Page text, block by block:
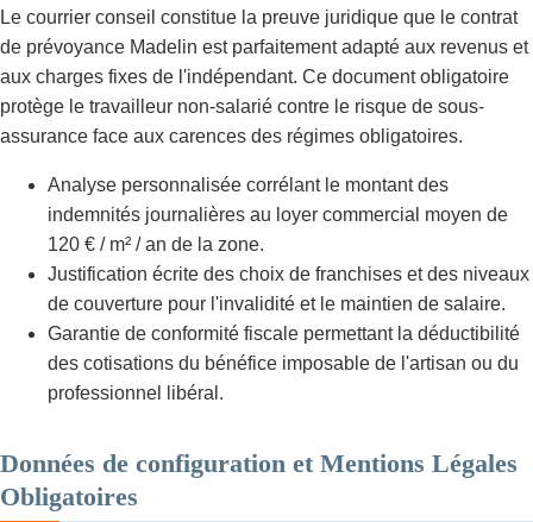
Le courrier conseil constitue la preuve juridique que le contrat
de prévoyance Madelin est parfaitement adapté aux revenus et
aux charges fixes de l'indépendant. Ce document obligatoire
protège le travailleur non-salarié contre le risque de sous-
assurance face aux carences des régimes obligatoires.
Analyse personnalisée corrélant le montant des
indemnités journalières au loyer commercial moyen de
120 € / m² / an de la zone.
Justification écrite des choix de franchises et des niveaux
de couverture pour l'invalidité et le maintien de salaire.
Garantie de conformité fiscale permettant la déductibilité
des cotisations du bénéfice imposable de l'artisan ou du
professionnel libéral.
Données de configuration et Mentions Légales
Obligatoires